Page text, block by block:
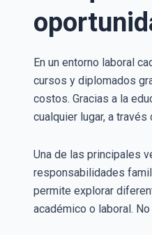
En un entorno laboral
cursos y diplomados
costos. Gracias a la
cualquier lugar, a través
Una de las principales
responsabilidades
permite explorar
académico o laboral.